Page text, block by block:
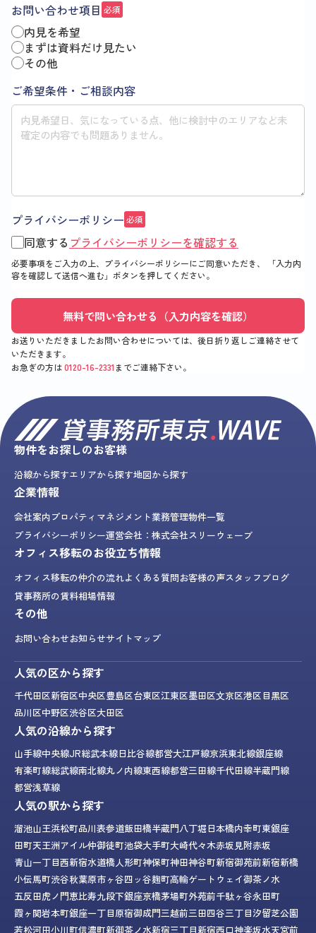
お問い合わせ項目 必須
内見を希望
まずは資料だけ見たい
その他
ご希望条件・ご相談内容
プライバシーポリシー 必須
同意する プライバシーポリシーを確認する
必要事項をご入力の上、プライバシーポリシーにご同意いただき、
「入力内
容を確認して送信へ進む」 ボタンを押してください。
無料で問い合わせる（入力内容を確認）
お送りいただきましたお問い合わせについては、後日折り返しご連絡させて
いただきます。
お急ぎの方は0120-16-2331 までご連絡下さい。
物件をお探しのお客様
沿線から探すエリアから探す地図から探す
企業情報
会社案内プロパティマネジメント業務管理物件一覧
プライバシーポリシー運営会社：株式会社スリーウェーブ
オフィス移転のお役立ち情報
オフィス移転の仲介の流れよくある質問お客様の声スタッフブログ
貸事務所の賃料相場情報
その他
お問い合わせお知らせサイトマップ
人気の区から探す
千代田区新宿区中央区豊島区台東区江東区墨田区文京区港区目黒区
品川区中野区渋谷区大田区
人気の沿線から探す
山手線中央線JR総武本線日比谷線都営大江戸線京浜東北線銀座線
有楽町線総武線南北線丸ノ内線東西線都営三田線千代田線半蔵門線
都営浅草線
人気の駅から探す
溜池山王浜松町品川表参道飯田橋半蔵門八丁堀日本橋内幸町東銀座
田町天王洲アイル仲御徒町池袋大手町大崎代々木赤坂見附赤坂
青山一丁目西新宿水道橋人形町神保町神田神谷町新宿御苑前新宿新橋
小伝馬町渋谷秋葉原市ヶ谷四ッ谷麹町高輪ゲートウェイ御茶ノ水
五反田虎ノ門恵比寿九段下銀座京橋茅場町外苑前千駄ヶ谷永田町
霞ヶ関岩本町銀座一丁目原宿御成門三越前三田四谷三丁目汐留芝公園
若松河田小川町信濃町新御茶ノ水新宿三丁目新宿西口神楽坂水天宮前